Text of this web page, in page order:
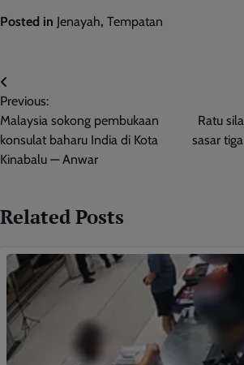
Posted in Jenayah, Tempatan
Post
navigation
Previous:
Malaysia sokong pembukaan
konsulat baharu India di Kota
Kinabalu — Anwar
Ratu
sasar
Related Posts